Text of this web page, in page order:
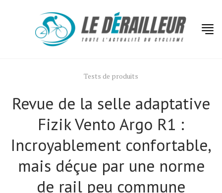
Tests de produits
Revue de la selle adaptative
Fizik Vento Argo R1 :
Incroyablement confortable,
mais déçue par une norme
de rail peu commune